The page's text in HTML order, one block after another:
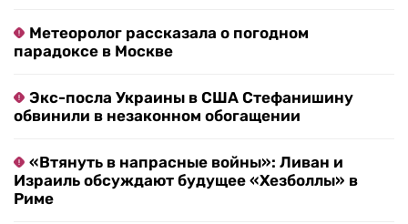
Метеоролог рассказала о погодном
парадоксе в Москве
Экс-посла Украины в США Стефанишину
обвинили в незаконном обогащении
«Втянуть в напрасные войны»: Ливан и
Израиль обсуждают будущее «Хезболлы» в
Риме